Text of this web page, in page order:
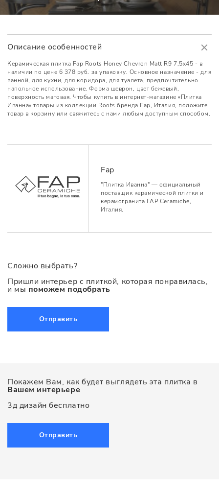
Описание особенностей
Керамическая плитка Fap Roots Honey Chevron Matt R9 7,5x45 - в
наличии по цене 6 378 руб. за упаковку. Основное назначение - для
ванной, для кухни, для коридора, для туалета, предпочтительно
напольное использование. Форма шеврон, цвет бежевый,
поверхность матовая. Чтобы купить в интернет-магазине «Плитка
Иванна» товары из коллекции Roots бренда Fap, Италия, положите
товар в корзину или свяжитесь с нами любым доступным способом.
Fap
"Плитка Иванна" — официальный
поставщик керамической плитки и
керамогранита FAP Ceramiche,
Италия.
Сложно выбрать?
Пришли интерьер с плиткой, которая понравилась,
и мы поможем подобрать
Отправить
Покажем Вам, как будет выглядеть эта плитка в
Вашем интерьере
3д дизайн бесплатно
Отправить